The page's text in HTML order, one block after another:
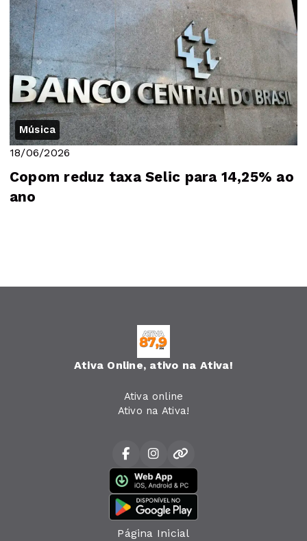
Música
18/06/2026
Copom reduz taxa Selic para 14,25% ao
ano
Ativa Online, ativo na Ativa!
Ativa online
Ativo na Ativa!
Página Inicial